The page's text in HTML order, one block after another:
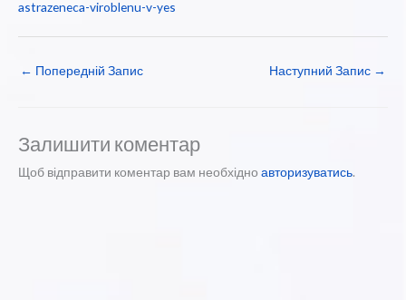
astrazeneca-viroblenu-v-yes
← Попередній Запис Наступний Запис →
Залишити коментар
Щоб відправити коментар вам необхідно авторизуватись.